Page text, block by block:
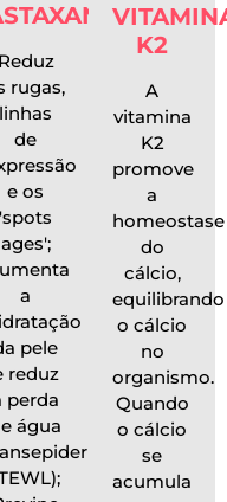
Reduz
rugas,
linhas
de
e os
'spots
ages';
a
pele
reduz
perda
água
K2
A
vitamina
K2
promove
a
homeostase
do
cálcio,
equilibrando
o cálcio
no
organismo.
Quando
o cálcio
se
acumula